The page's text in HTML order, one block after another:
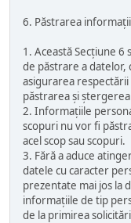
6. Păstrarea
1. Această Secțiune
de păstrare a datelor,
asigurarea
păstrarea și
2. Informațiile
scopuri nu vor fi
acel scop sau scopuri.
3. Fără a aduce
datele cu caracter
prezentate mai jos la
informațiile de tip
de la primirea